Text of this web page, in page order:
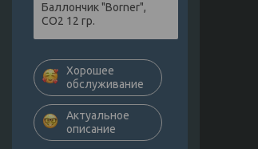
Баллончик "Borner",
СО2 12 гр.
Хорошее
обслуживание
Актуальное
описание